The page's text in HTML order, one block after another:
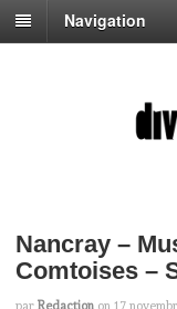
Navigation
Nancray –
Comtoises –
par Redaction on 17